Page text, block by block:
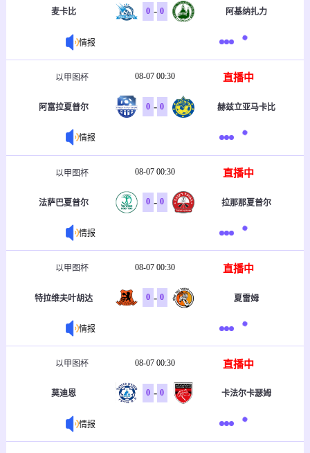
麦卡比 0 - 0 阿基纳扎力
情报
以甲图杯 08-07 00:30 直播中
阿富拉夏普尔 0 - 0 赫兹立亚马卡比
情报
以甲图杯 08-07 00:30 直播中
法萨巴夏普尔 0 - 0 拉那那夏普尔
情报
以甲图杯 08-07 00:30 直播中
特拉维夫叶胡达 0 - 0 夏雷姆
情报
以甲图杯 08-07 00:30 直播中
莫迪恩 0 - 0 卡法尔卡瑟姆
情报